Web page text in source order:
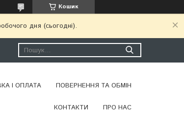
Кошик
дня (сьогодні).
І ОПЛАТА ПОВЕРНЕННЯ ТА ОБМІН
КОНТАКТИ ПРО НАС